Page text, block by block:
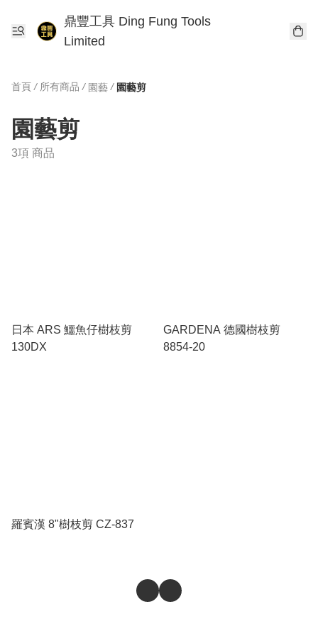
鼎豐工具 Ding Fung Tools
Limited
首頁 / 所有商品 / 園藝 / 園藝剪
園藝剪
3項 商品
日本 ARS 鱷魚仔樹枝剪
130DX
GARDENA 德國樹枝剪
8854-20
羅賓漢 8"樹枝剪 CZ-837